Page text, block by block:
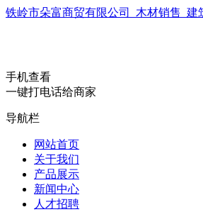
铁岭市朵富商贸有限公司_木材销售_建
手机查看
一键打电话给商家
导航栏
网站首页
关于我们
产品展示
新闻中心
人才招聘